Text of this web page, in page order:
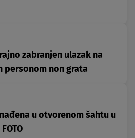
zabranjen ulazak na
personom non grata
u otvorenom šahtu u